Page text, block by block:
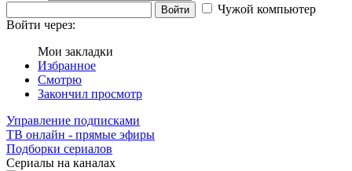
Войти
Чужой компьютер
Войти через:
Мои закладки
Избранное
Смотрю
Закончил просмотр
Управление подписками
ТВ онлайн - прямые эфиры
Подборки сериалов
Сериалы на каналах